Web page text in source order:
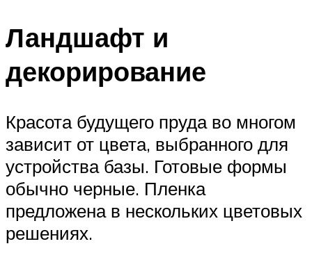
Ландшафт и
декорирование
Красота будущего пруда во многом
зависит от цвета, выбранного для
устройства базы. Готовые формы
обычно черные. Пленка
предложена в нескольких цветовых
решениях.